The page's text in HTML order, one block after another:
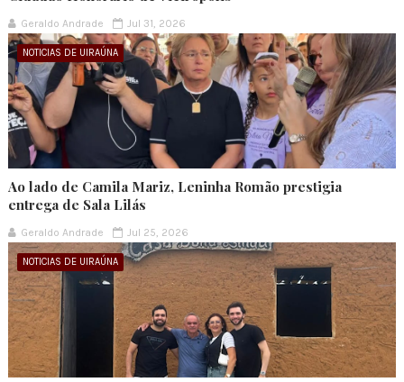
Geraldo Andrade Jul 31, 2026
NOTICIAS DE UIRAÚNA
Ao lado de Camila Mariz, Leninha Romão prestigia
entrega de Sala Lilás
Geraldo Andrade Jul 25, 2026
NOTICIAS DE UIRAÚNA